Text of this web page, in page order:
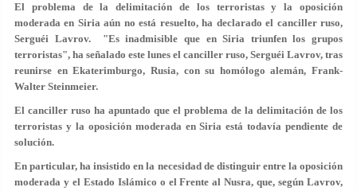
El problema de la delimitación de los terroristas y la oposición
moderada en Siria aún no está resuelto, ha declarado el canciller ruso,
Serguéi Lavrov. "Es inadmisible que en Siria triunfen los grupos
terroristas", ha señalado este lunes el canciller ruso, Serguéi Lavrov, tras
reunirse en Ekaterimburgo, Rusia, con su homólogo alemán, Frank-
Walter Steinmeier.
El canciller ruso ha apuntado que el problema de la delimitación de los
terroristas y la oposición moderada en Siria está todavía pendiente de
solución.
En particular, ha insistido en la necesidad de distinguir entre la oposición
moderada y el Estado Islámico o el Frente al Nusra, que, según Lavrov,